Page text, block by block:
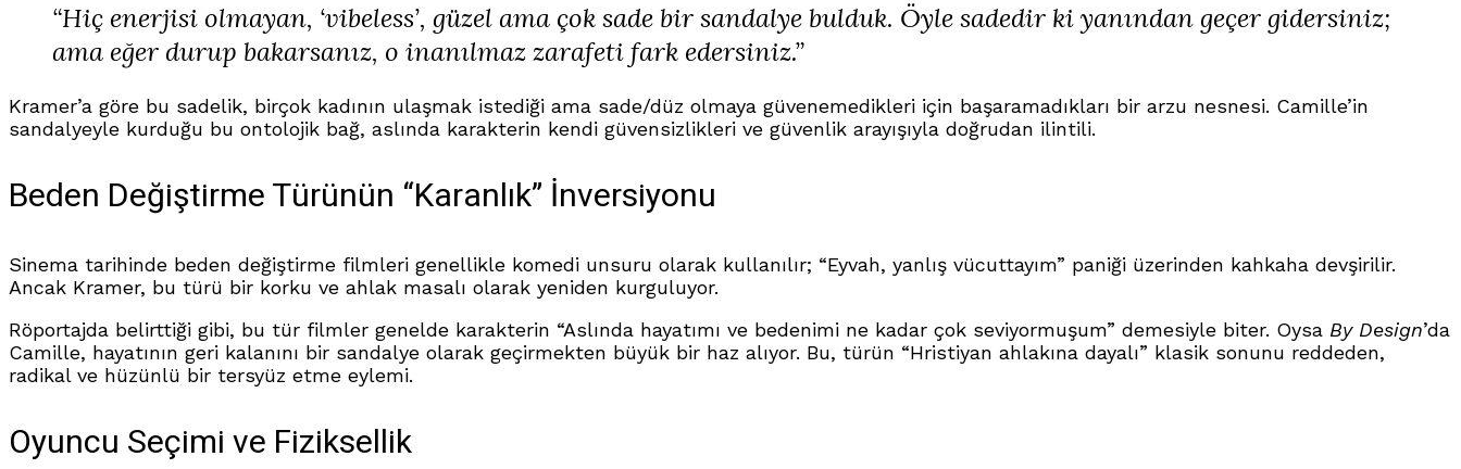
“Hiç enerjisi olmayan, ‘vibeless’, güzel ama çok sade bir sandalye bulduk. Öyle sadedir ki yanından geçer gidersiniz;
ama eğer durup bakarsanız, o inanılmaz zarafeti fark edersiniz.”
Kramer’a göre bu sadelik, birçok kadının ulaşmak istediği ama sade/düz olmaya güvenemedikleri için başaramadıkları bir arzu nesnesi. Camille’in
sandalyeyle kurduğu bu ontolojik bağ, aslında karakterin kendi güvensizlikleri ve güvenlik arayışıyla doğrudan ilintili.
Beden Değiştirme Türünün “Karanlık” İnversiyonu
Sinema tarihinde beden değiştirme filmleri genellikle komedi unsuru olarak kullanılır; “Eyvah, yanlış vücuttayım” paniği üzerinden kahkaha devşirilir.
Ancak Kramer, bu türü bir korku ve ahlak masalı olarak yeniden kurguluyor.
Röportajda belirttiği gibi, bu tür filmler genelde karakterin “Aslında hayatımı ve bedenimi ne kadar çok seviyormuşum” demesiyle biter. Oysa By Design’da
Camille, hayatının geri kalanını bir sandalye olarak geçirmekten büyük bir haz alıyor. Bu, türün “Hristiyan ahlakına dayalı” klasik sonunu reddeden,
radikal ve hüzünlü bir tersyüz etme eylemi.
Oyuncu Seçimi ve Fiziksellik